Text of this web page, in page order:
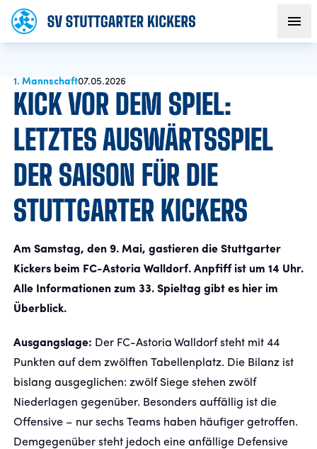
AKTUELLES
TEAM
VEREIN
FANS
NACHWUCHS
BUSINESS
FANSHOP
TICKETS
1. Mannschaft07.05.2026
KICK VOR DEM SPIEL:
LETZTES AUSWÄRTSSPIEL
DER SAISON FÜR DIE
STUTTGARTER KICKERS
Am Samstag, den 9. Mai, gastieren die Stuttgarter
Kickers beim FC-Astoria Walldorf. Anpfiff ist um 14 Uhr.
Alle Informationen zum 33. Spieltag gibt es hier im
Überblick.
Ausgangslage: Der FC-Astoria Walldorf steht mit 44
Punkten auf dem zwölften Tabellenplatz. Die Bilanz ist
bislang ausgeglichen: zwölf Siege stehen zwölf
Niederlagen gegenüber. Besonders auffällig ist die
Offensive – nur sechs Teams haben häufiger getroffen.
Demgegenüber steht jedoch eine anfällige Defensive